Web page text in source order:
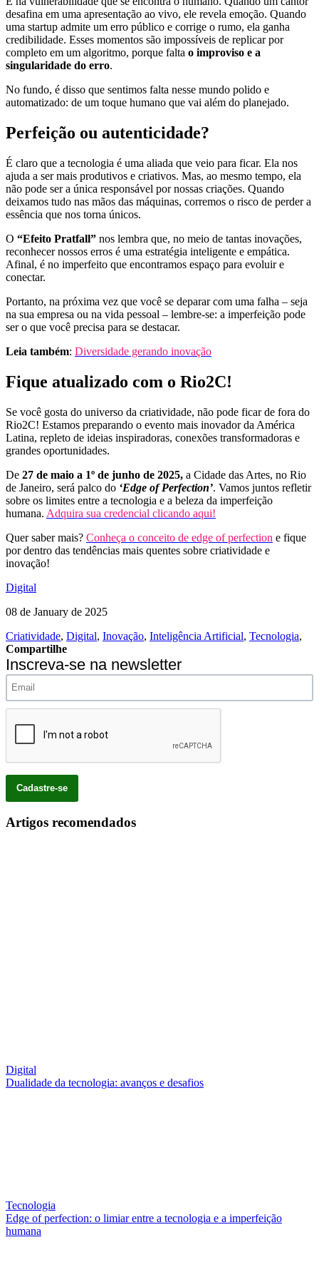
desafina em uma apresentação ao vivo, ele revela emoção. Quando
uma startup admite um erro público e corrige o rumo, ela ganha
credibilidade. Esses momentos são impossíveis de replicar por
completo em um algoritmo, porque falta o improviso e a
singularidade do erro.
No fundo, é disso que sentimos falta nesse mundo polido e
automatizado: de um toque humano que vai além do planejado.
Perfeição ou autenticidade?
É claro que a tecnologia é uma aliada que veio para ficar. Ela nos
ajuda a ser mais produtivos e criativos. Mas, ao mesmo tempo, ela
não pode ser a única responsável por nossas criações. Quando
deixamos tudo nas mãos das máquinas, corremos o risco de perder a
essência que nos torna únicos.
O “Efeito Pratfall” nos lembra que, no meio de tantas inovações,
reconhecer nossos erros é uma estratégia inteligente e empática.
Afinal, é no imperfeito que encontramos espaço para evoluir e
conectar.
Portanto, na próxima vez que você se deparar com uma falha – seja
na sua empresa ou na vida pessoal – lembre-se: a imperfeição pode
ser o que você precisa para se destacar.
Leia também: Diversidade gerando inovação
Fique atualizado com o Rio2C!
Se você gosta do universo da criatividade, não pode ficar de fora do
Rio2C! Estamos preparando o evento mais inovador da América
Latina, repleto de ideias inspiradoras, conexões transformadoras e
grandes oportunidades.
De 27 de maio a 1º de junho de 2025, a Cidade das Artes, no Rio
de Janeiro, será palco do ‘Edge of Perfection’. Vamos juntos refletir
sobre os limites entre a tecnologia e a beleza da imperfeição
humana. Adquira sua credencial clicando aqui!
Quer saber mais? Conheça o conceito de edge of perfection e fique
por dentro das tendências mais quentes sobre criatividade e
inovação!
Digital
08 de January de 2025
Criatividade, Digital, Inovação, Inteligência Artificial, Tecnologia,
Compartilhe
Inscreva-se na newsletter
Artigos recomendados
Digital
Dualidade da tecnologia: avanços e desafios
Tecnologia
Edge of perfection: o limiar entre a tecnologia e a imperfeição
humana